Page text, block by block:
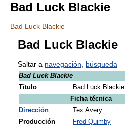
Bad Luck Blackie
Bad Luck Blackie
Bad Luck Blackie
Saltar a navegación búsqueda
Bad Luck Blackie
Título
Bad Luck Blackie
Ficha técnica
Dirección
Tex Avery
Producción
Fred Quimby